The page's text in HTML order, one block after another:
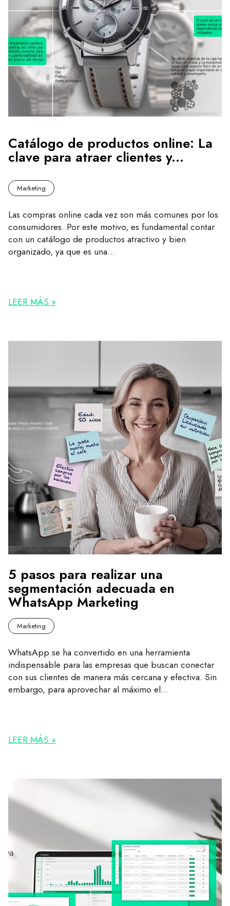
Catálogo de productos online: La
clave para atraer clientes y...
Marketing
Las compras online cada vez son más comunes por los
consumidores. Por este motivo, es fundamental contar
con un catálogo de productos atractivo y bien
organizado, ya que es una...
LEER MÁS »
5 pasos para realizar una
segmentación adecuada en
WhatsApp Marketing
Marketing
WhatsApp se ha convertido en una herramienta
indispensable para las empresas que buscan conectar
con sus clientes de manera más cercana y efectiva. Sin
embargo, para aprovechar al máximo el...
LEER MÁS »